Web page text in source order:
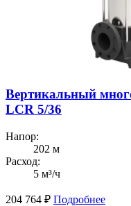
Вертикальный
LCR 5/36
Напор:
202 м
Расход:
5 м³/ч
204 764 ₽ Подробнее